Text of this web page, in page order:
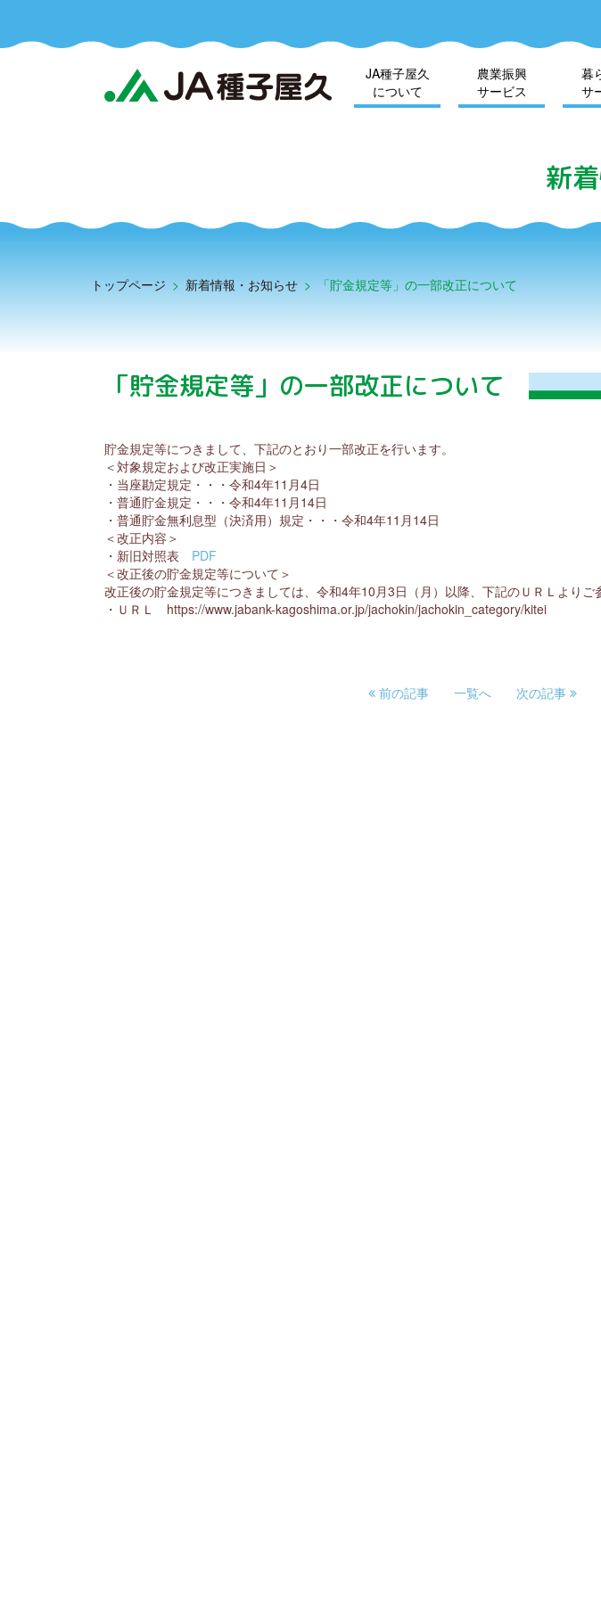
JA種子屋久
について
農業振興
サービス
暮
サ
新
トップページ > 新着情報・お知らせ > 「貯金規定等」の一部改正について
「貯金規定等」の一部改正について
貯金規定等につきまして、下記のとおり一部改正を行います。
＜対象規定および改正実施日＞
・当座勘定規定・・・令和4年11月4日
・普通貯金規定・・・令和4年11月14日
・普通貯金無利息型（決済用）規定・・・令和4年11月14日
＜改正内容＞
・新旧対照表 PDF
＜改正後の貯金規定等について＞
改正後の貯金規定等につきましては、令和4年10月3日（月）以降、下記のＵＲＬよりご
・ＵＲＬ https://www.jabank-kagoshima.or.jp/jachokin/jachokin_category/kitei
前の記事 一覧へ 次の記事